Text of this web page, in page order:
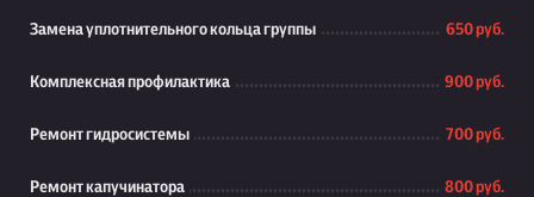
Замена уплотнительного кольца группы 650 руб.
Комплексная профилактика 900 руб.
Ремонт гидросистемы 700 руб.
Ремонт капучинатора 800 руб.